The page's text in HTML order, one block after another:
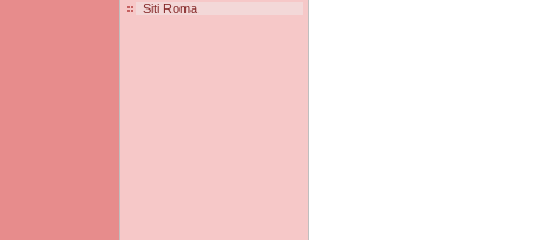
Siti Roma